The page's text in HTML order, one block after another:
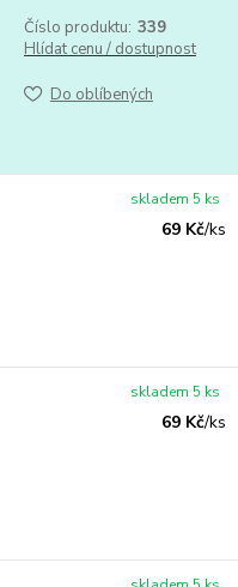
Číslo produktu: 339
Hlídat cenu / dostupnost
Do oblíbených
69 Kč/ks
skladem 5 ks
69 Kč/ks
skladem 5 ks